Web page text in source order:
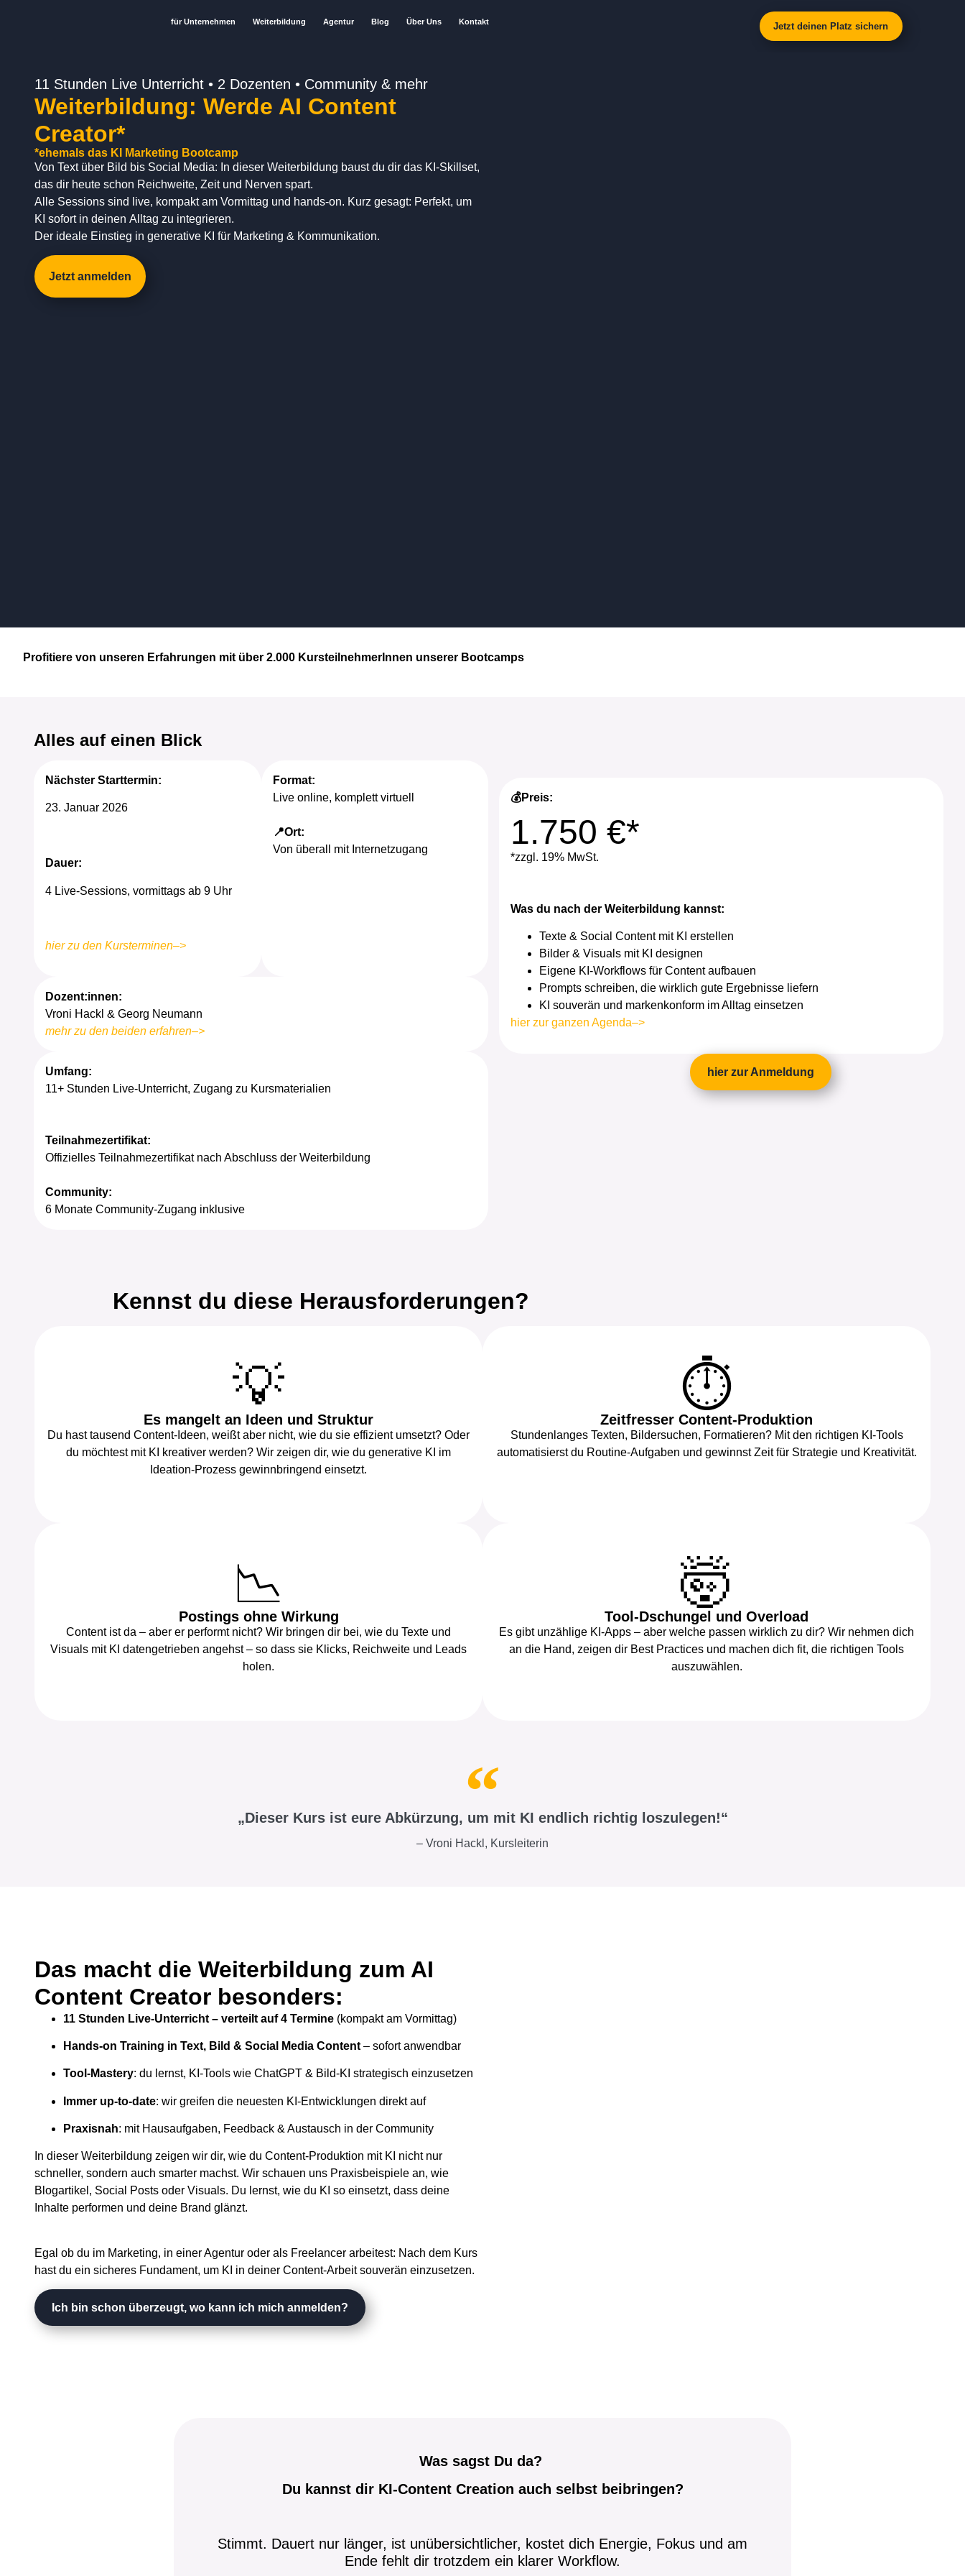
für Unternehmen Weiterbildung Agentur Blog Über Uns Kontakt Jetzt deinen Platz sichern
11 Stunden Live Unterricht • 2 Dozenten • Community & mehr
Weiterbildung: Werde AI Content
Creator*
*ehemals das KI Marketing Bootcamp
Von Text über Bild bis Social Media: In dieser Weiterbildung baust du dir das KI-Skillset,
das dir heute schon Reichweite, Zeit und Nerven spart.
Alle Sessions sind live, kompakt am Vormittag und hands-on. Kurz gesagt: Perfekt, um
KI sofort in deinen Alltag zu integrieren.
Der ideale Einstieg in generative KI für Marketing & Kommunikation.
Jetzt anmelden
Profitiere von unseren Erfahrungen mit über 2.000 KursteilnehmerInnen unserer Bootcamps
Alles auf einen Blick
Nächster Starttermin:
23. Januar 2026
Dauer:
4 Live-Sessions, vormittags ab 9 Uhr
hier zu den Kursterminen–>
Format:
Live online, komplett virtuell
📍Ort:
Von überall mit Internetzugang
Dozent:innen:
Vroni Hackl & Georg Neumann
mehr zu den beiden erfahren–>
Umfang:
11+ Stunden Live-Unterricht, Zugang zu Kursmaterialien
Teilnahmezertifikat:
Offizielles Teilnahmezertifikat nach Abschluss der Weiterbildung
Community:
6 Monate Community-Zugang inklusive
💰Preis:
1.750 €*
*zzgl. 19% MwSt.
Was du nach der Weiterbildung kannst:
Texte & Social Content mit KI erstellen
Bilder & Visuals mit KI designen
Eigene KI-Workflows für Content aufbauen
Prompts schreiben, die wirklich gute Ergebnisse liefern
KI souverän und markenkonform im Alltag einsetzen
hier zur ganzen Agenda–>
hier zur Anmeldung
Kennst du diese Herausforderungen?
💡
Es mangelt an Ideen und Struktur
Du hast tausend Content-Ideen, weißt aber nicht, wie du sie effizient umsetzt? Oder
du möchtest mit KI kreativer werden? Wir zeigen dir, wie du generative KI im
Ideation-Prozess gewinnbringend einsetzt.
⏱️
Zeitfresser Content-Produktion
Stundenlanges Texten, Bildersuchen, Formatieren? Mit den richtigen KI-Tools
automatisierst du Routine-Aufgaben und gewinnst Zeit für Strategie und Kreativität.
📉
Postings ohne Wirkung
Content ist da – aber er performt nicht? Wir bringen dir bei, wie du Texte und
Visuals mit KI datengetrieben angehst – so dass sie Klicks, Reichweite und Leads
holen.
🤯
Tool-Dschungel und Overload
Es gibt unzählige KI-Apps – aber welche passen wirklich zu dir? Wir nehmen dich
an die Hand, zeigen dir Best Practices und machen dich fit, die richtigen Tools
auszuwählen.
„Dieser Kurs ist eure Abkürzung, um mit KI endlich richtig loszulegen!“
– Vroni Hackl, Kursleiterin
Das macht die Weiterbildung zum AI
Content Creator besonders:
11 Stunden Live-Unterricht – verteilt auf 4 Termine (kompakt am Vormittag)
Hands-on Training in Text, Bild & Social Media Content – sofort anwendbar
Tool-Mastery: du lernst, KI-Tools wie ChatGPT & Bild-KI strategisch einzusetzen
Immer up-to-date: wir greifen die neuesten KI-Entwicklungen direkt auf
Praxisnah: mit Hausaufgaben, Feedback & Austausch in der Community
In dieser Weiterbildung zeigen wir dir, wie du Content-Produktion mit KI nicht nur
schneller, sondern auch smarter machst. Wir schauen uns Praxisbeispiele an, wie
Blogartikel, Social Posts oder Visuals. Du lernst, wie du KI so einsetzt, dass deine
Inhalte performen und deine Brand glänzt.
Egal ob du im Marketing, in einer Agentur oder als Freelancer arbeitest: Nach dem Kurs
hast du ein sicheres Fundament, um KI in deiner Content-Arbeit souverän einzusetzen.
Ich bin schon überzeugt, wo kann ich mich anmelden?
Was sagst Du da?
Du kannst dir KI-Content Creation auch selbst beibringen?
Stimmt. Dauert nur länger, ist unübersichtlicher, kostet dich Energie, Fokus und am
Ende fehlt dir trotzdem ein klarer Workflow.